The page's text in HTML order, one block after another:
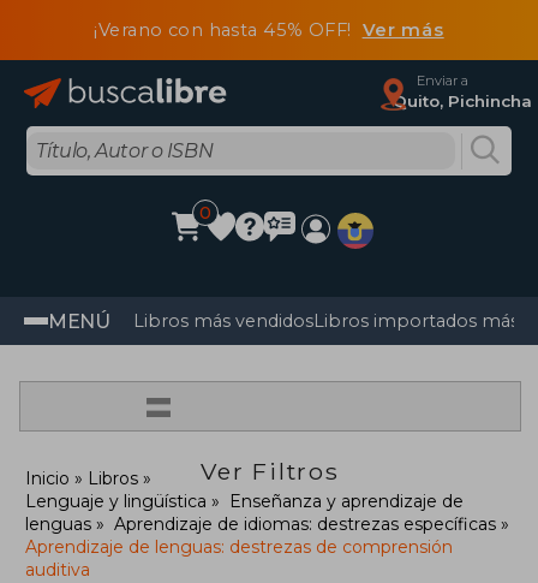
¡Verano con hasta 45% OFF! Ver más
Enviar a
Quito, Pichincha
0
MENÚ Libros más vendidosLibros importados más
=
Ver Filtros
Inicio
Libros
Lenguaje y lingüística
Enseñanza y aprendizaje de
lenguas
Aprendizaje de idiomas: destrezas específicas
Aprendizaje de lenguas: destrezas de comprensión
auditiva